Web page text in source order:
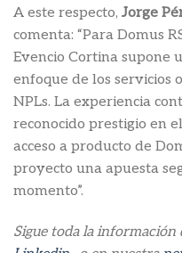
A este respecto, Jorge
comenta: “Para Domus
Evencio Cortina supone
enfoque de los servicios
NPLs. La experiencia
reconocido prestigio en
acceso a producto de
proyecto una apuesta
momento”.
Sigue toda la información